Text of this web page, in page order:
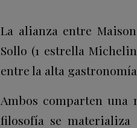
La alianza entre
Sollo (1 estrella
entre la alta
Ambos comparten una
filosofía se materializa